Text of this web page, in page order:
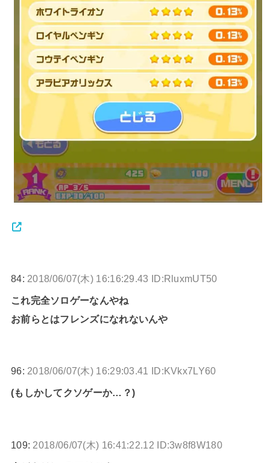
84: 2018/06/07(木) 16:16:29.43 ID:RluxmUT50
これ完全ソロゲーなんやね
お前らとはフレンズになれないんや
96: 2018/06/07(木) 16:29:03.41 ID:KVkx7LY60
(もしかしてクソゲーか…？)
109: 2018/06/07(木) 16:41:22.12 ID:3w8f8W180